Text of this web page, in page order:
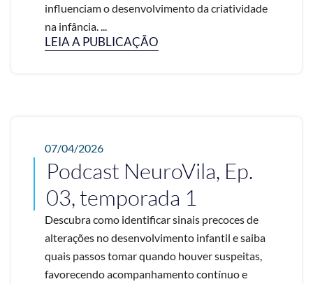
influenciam o desenvolvimento da criatividade
na infância. ...
LEIA A PUBLICAÇÃO
07/04/2026
Podcast NeuroVila, Ep.
03, temporada 1
Descubra como identificar sinais precoces de
alterações no desenvolvimento infantil e saiba
quais passos tomar quando houver suspeitas,
favorecendo acompanhamento contínuo e